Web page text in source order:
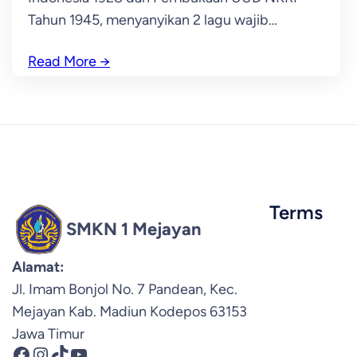
Tahun 1945, menyanyikan 2 lagu wajib…
Read More →
SMKN 1 Mejayan
Alamat:
Jl. Imam Bonjol No. 7 Pandean, Kec.
Mejayan Kab. Madiun Kodepos 63153
Jawa Timur
Terms